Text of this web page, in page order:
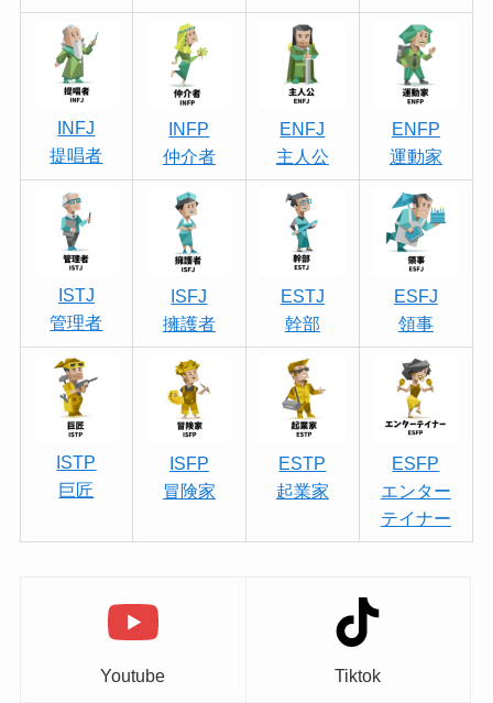
INFJ
提唱者
INFP
仲介者
ENFJ
主人公
ENFP
運動家
ISTJ
管理者
ISFJ
擁護者
ESTJ
幹部
ESFJ
領事
ISTP
巨匠
ISFP
冒険家
ESTP
起業家
ESFP
エンター
テイナー
Youtube Tiktok